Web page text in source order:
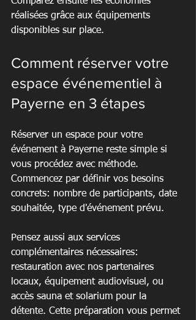
réalisées grâce aux équipements
disponibles sur place.
Comment réserver votre
espace événementiel à
Payerne en 3 étapes
Réserver un espace pour votre
événement à Payerne reste simple si
vous procédez avec méthode.
Commencez par définir vos besoins
concrets: nombre de participants, date
souhaitée, type d'événement prévu.
Pensez aussi aux services
complémentaires nécessaires:
restauration avec nos partenaires
locaux, équipement audiovisuel, ou
accès sauna et solarium pour la
détente. Cette préparation vous permet